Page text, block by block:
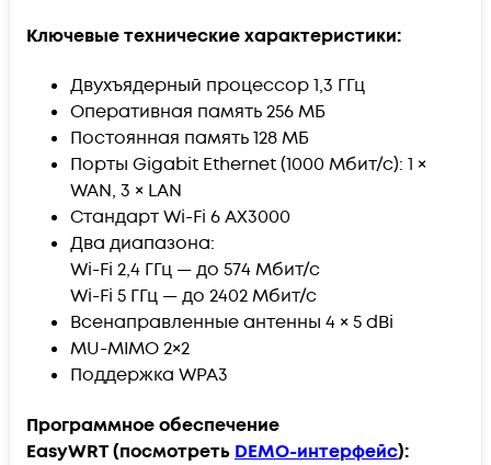
Ключевые технические характеристики:
Двухъядерный процессор 1,3 ГГц
Оперативная память 256 МБ
Постоянная память 128 МБ
Порты Gigabit Ethernet(1000 Мбит/с): 1 ×
WAN, 3 × LAN
Стандарт Wi-Fi 6 AX3000
Два диапазона:
Wi-Fi 2,4 ГГц — до 574 Мбит/с
Wi-Fi 5 ГГц — до 2402 Мбит/с
Всенаправленные антенны 4 × 5 dBi
MU-MIMO 2×2
Поддержка WPA3
Программное обеспечение
EasyWRT (посмотреть DEMO-интерфейс):